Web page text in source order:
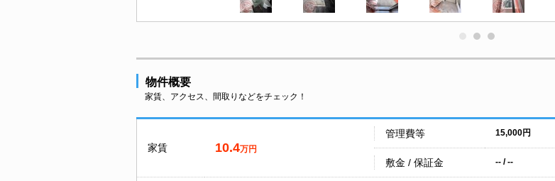
物件概要
家賃、アクセス、間取りなどをチェック！
家賃 10.4万円
管理費等 15,000円
敷金 / 保証金 -- / --